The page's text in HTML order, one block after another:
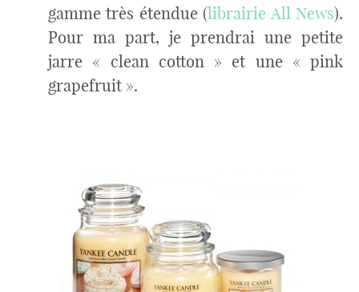
gamme très étendue (librairie All News).
Pour ma part, je prendrai une petite
jarre « clean cotton » et une « pink
grapefruit ».